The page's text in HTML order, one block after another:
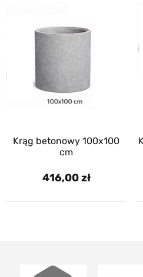
Krąg betonowy 100x100
cm
416,00